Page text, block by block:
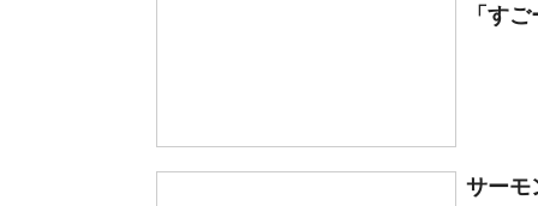
「す
サーモ